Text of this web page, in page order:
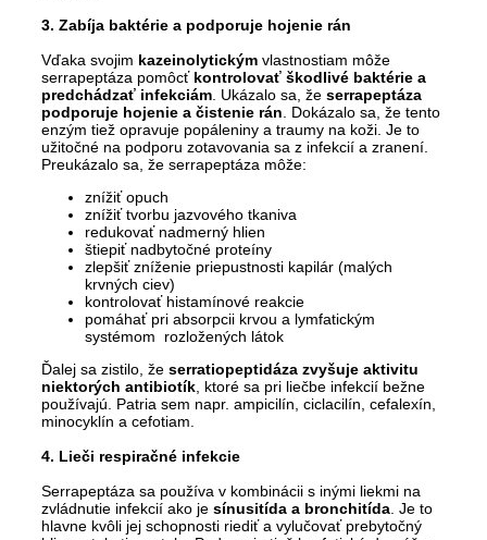
3. Zabíja baktérie a podporuje hojenie rán
Vďaka svojim kazeinolytickým vlastnostiam môže
serrapeptáza pomôcť kontrolovať škodlivé baktérie a
predchádzať infekciám . Ukázalo sa, že serrapeptáza
podporuje hojenie a čistenie rán . Dokázalo sa, že tento
enzým tiež opravuje popáleniny a traumy na koži. Je to
užitočné na podporu zotavovania sa z infekcií a zranení.
Preukázalo sa, že serrapeptáza môže:
znížiť opuch
znížiť tvorbu jazvového tkaniva
redukovať nadmerný hlien
štiepiť nadbytočné proteíny
zlepšiť zníženie priepustnosti kapilár (malých
krvných ciev)
kontrolovať histamínové reakcie
pomáhať pri absorpcii krvou a lymfatickým
systémom rozložených látok
Ďalej sa zistilo, že serratiopeptidáza zvyšuje aktivitu
niektorých antibiotík , ktoré sa pri liečbe infekcií bežne
používajú. Patria sem napr. ampicilín, ciclacilín, cefalexín,
minocyklín a cefotiam.
4. Lieči respiračné infekcie
Serrapeptáza sa používa v kombinácii s inými liekmi na
zvládnutie infekcií ako je sínusitída a bronchitída . Je to
hlavne kvôli jej schopnosti riediť a vylučovať prebytočný